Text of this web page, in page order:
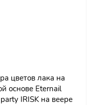
цветов лака на
основе Eternail
IRISK на веере